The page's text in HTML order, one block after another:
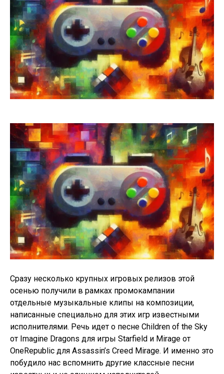
Сразу несколько крупных игровых релизов этой
осенью получили в рамках промокампании
отдельные музыкальные клипы на композиции,
написанные специально для этих игр известными
исполнителями. Речь идет о песне Children of the Sky
от Imagine Dragons для игры Starfield и Mirage от
OneRepublic для Assassin’s Creed Mirage. И именно это
побудило нас вспомнить другие классные песни